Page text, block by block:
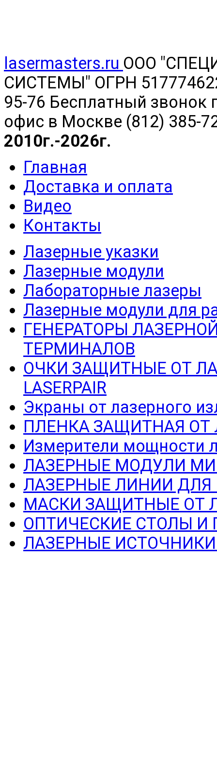
lasermasters.ru ООО "
СИСТЕМЫ" ОГРН
95-76 Бесплатный звонок
офис в Москве (812) 385-
2010г.-2026г.
Главная
Доставка и оплата
Видео
Контакты
Лазерные указки
Лазерные модули
Лабораторные лазеры
Лазерные модули для
ГЕНЕРАТОРЫ
ТЕРМИНАЛОВ
ОЧКИ ЗАЩИТНЫЕ ОТ
LASERPAIR
Экраны от лазерного
ПЛЕНКА ЗАЩИТНАЯ ОТ
Измерители мощности
ЛАЗЕРНЫЕ МОДУЛИ
ЛАЗЕРНЫЕ ЛИНИИ
МАСКИ ЗАЩИТНЫЕ ОТ
ОПТИЧЕСКИЕ СТОЛЫ И
ЛАЗЕРНЫЕ ИСТОЧНИКИ